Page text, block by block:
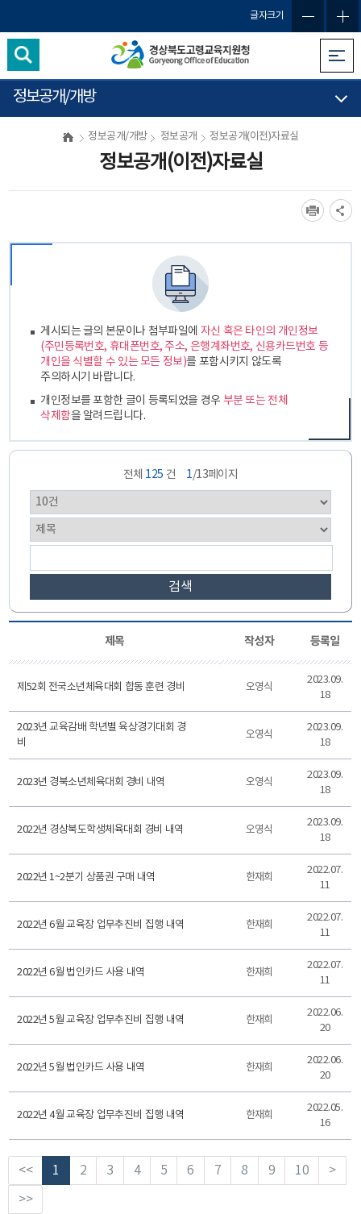
글자크기
정보공개/개방
정보공개/개방 정보공개 정보공개(이전)자료실
정보공개(이전)자료실
게시되는 글의 본문이나 첨부파일에 자신 혹은 타인의 개인정보
(주민등록번호, 휴대폰번호, 주소, 은행계좌번호, 신용카드번호 등
개인을 식별할 수 있는 모든 정보)를 포함시키지 않도록
주의하시기 바랍니다.
개인정보를 포함한 글이 등록되었을 경우 부분 또는 전체
삭제함을 알려드립니다.
전체 125 건 1/13페이지
검색
제목 작성자 등록일
제52회 전국소년체육대회 합동 훈련 경비 오영식
2023.09.
18
2023년 교육감배 학년별 육상경기대회 경
비
오영식
2023.09.
18
2023년 경북소년체육대회 경비 내역 오영식
2023.09.
18
2022년 경상북도학생체육대회 경비 내역 오영식
2023.09.
18
2022년 1~2분기 상품권 구매 내역 한재희
2022.07.
11
2022년 6월 교육장 업무추진비 집행 내역 한재희
2022.07.
11
2022년 6월 법인카드 사용 내역 한재희
2022.07.
11
2022년 5월 교육장 업무추진비 집행 내역 한재희
2022.06.
20
2022년 5월 법인카드 사용 내역 한재희
2022.06.
20
2022년 4월 교육장 업무추진비 집행 내역 한재희
2022.05.
16
<< 1 2 3 4 5 6 7 8 9 10
>
>>